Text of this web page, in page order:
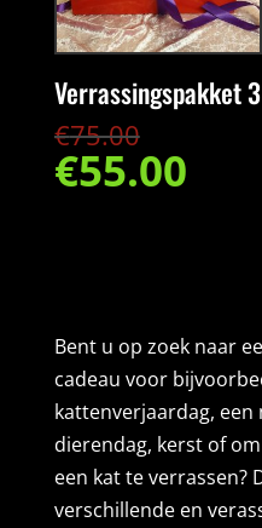
Verrassingspakket 3
€75.00
prijs
was:
€55.00Huidige
Bent u op zoek naar
cadeau voor
kattenverjaardag, een
dierendag, kerst of
een kat te verrassen?
verschillende en